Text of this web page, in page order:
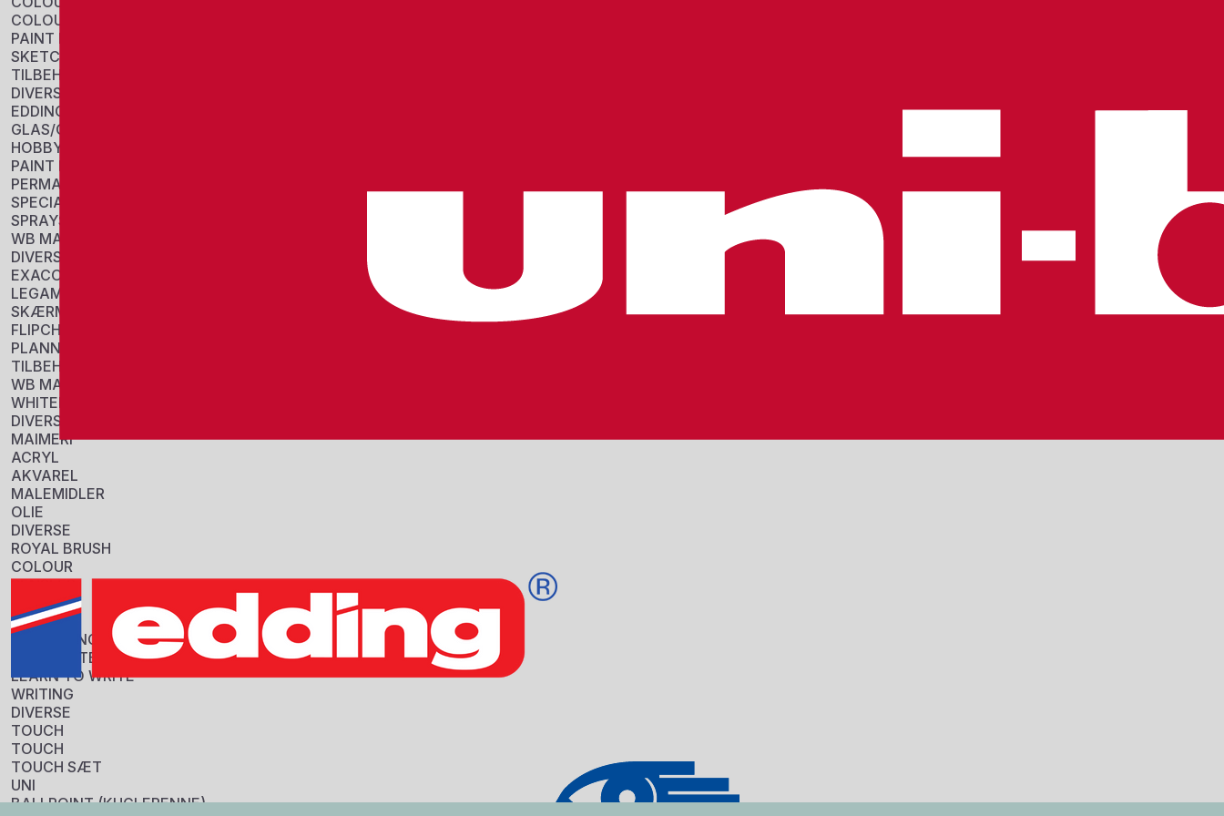
COLOUR PENCIL
PAINT PANS
SKETCH
TILBEHØR
DIVERSE
EDDING
GLAS/CHALK MARKERS
HOBBY/COLORING
PAINT MARKERS
PERMANENT MARKERS
SPECIAL MARKERS
SPRAYS
WB MARKERS
DIVERSE
EXACOMPTA
LEGAMASTER
SKÆRME
FLIPCHARTS
PLANNERS
TILBEHØR
WB MARKERS
WHITEBOARDS
DIVERSE
MAIMERI
ACRYL
AKVAREL
MALEMIDLER
OLIE
DIVERSE
ROYAL BRUSH
COLOUR
PENSLER
DIVERSE
STABILO
COLOURING
HIGHLIGHTERS
LEARN TO WRITE
WRITING
DIVERSE
TOUCH
TOUCH
TOUCH SÆT
UNI
BALLPOINT (KUGLEPENNE)
Email
Information
Sku:
803012
FORPAKNING